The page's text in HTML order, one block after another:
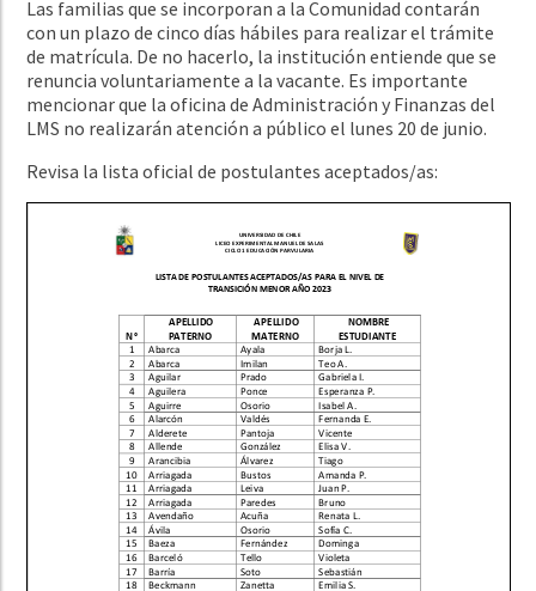
Las familias que se incorporan a la Comunidad contarán
con un plazo de cinco días hábiles para realizar el trámite
de matrícula. De no hacerlo, la institución entiende que se
renuncia voluntariamente a la vacante. Es importante
mencionar que la oficina de Administración y Finanzas del
LMS no realizarán atención a público el lunes 20 de junio.
Revisa la lista oficial de postulantes aceptados/as: